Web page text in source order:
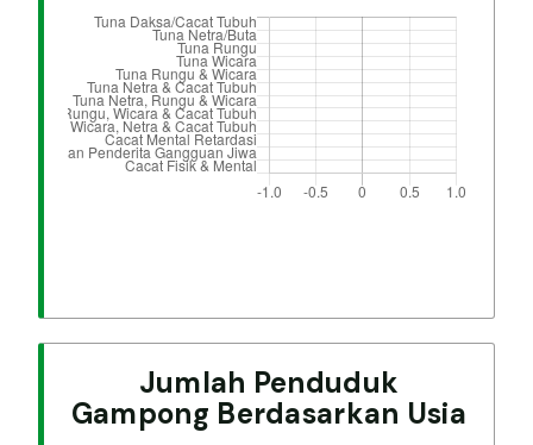
Jumlah Penduduk
Gampong Berdasarkan Usia